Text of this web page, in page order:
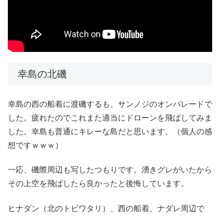
幸島の北磯
幸島の西の船着に渡磯するも、サンノジのオンパレードで
した。疲れたのでこれまた適当にドローンを飛ばしてみま
した。幸島も普通にキレーな島だと思います。（個人の感
想ですｗｗｗ）
一応、磯際周辺も写したつもりです。湧きグレがいたから
その上空を飛ばしたら良かったと後悔しています。
ヒナダン（北のトビワタリ）、西の船着、ナダレ周辺で